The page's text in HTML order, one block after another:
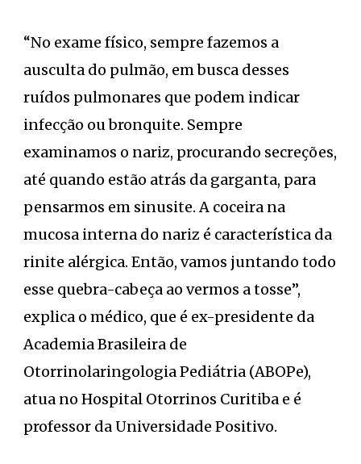
“No exame físico, sempre fazemos a
ausculta do pulmão, em busca desses
ruídos pulmonares que podem indicar
infecção ou bronquite. Sempre
examinamos o nariz, procurando secreções,
até quando estão atrás da garganta, para
pensarmos em sinusite. A coceira na
mucosa interna do nariz é característica da
rinite alérgica. Então, vamos juntando todo
esse quebra-cabeça ao vermos a tosse”,
explica o médico, que é ex-presidente da
Academia Brasileira de
Otorrinolaringologia Pediátria (ABOPe),
atua no Hospital Otorrinos Curitiba e é
professor da Universidade Positivo.